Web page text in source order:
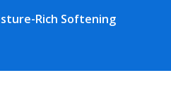
Rich Softening